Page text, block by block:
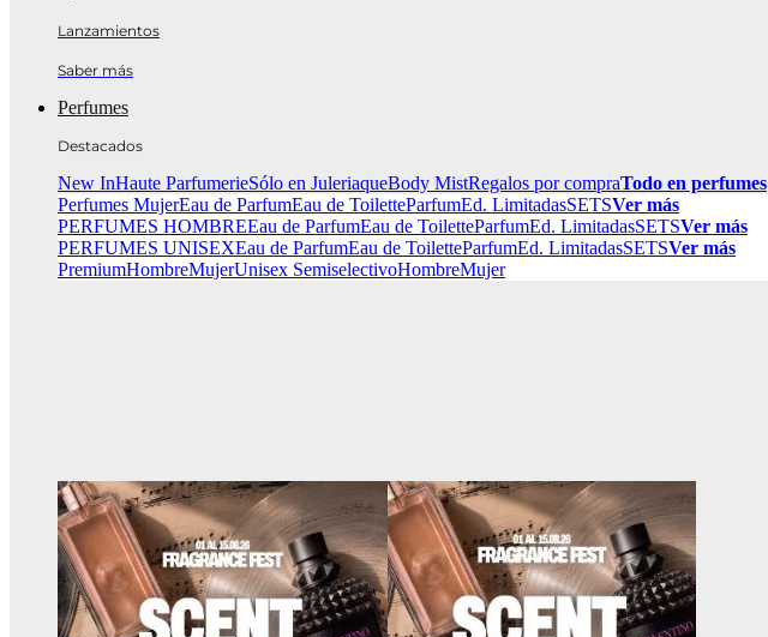
Lanzamientos
Saber más
Perfumes
Destacados
New InHaute ParfumerieSólo en JuleriaqueBody MistRegalos por compraTodo en perfumes
Perfumes MujerEau de ParfumEau de ToiletteParfumEd. LimitadasSETSVer más
PERFUMES HOMBREEau de ParfumEau de ToiletteParfumEd. LimitadasSETSVer más
PERFUMES UNISEXEau de ParfumEau de ToiletteParfumEd. LimitadasSETSVer más
PremiumHombreMujerUnisex SemiselectivoHombreMujer